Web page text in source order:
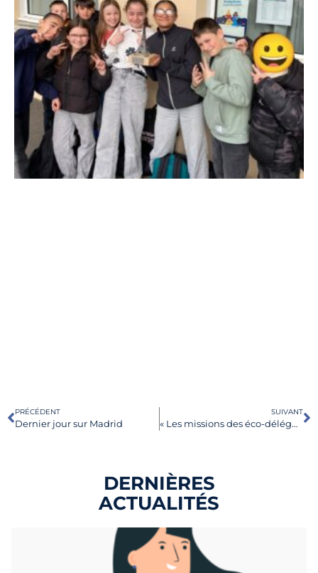
PRÉCÉDENT
Dernier jour sur Madrid
SUIVANT
« Les missions des éco-délégués »
DERNIÈRES
ACTUALITÉS